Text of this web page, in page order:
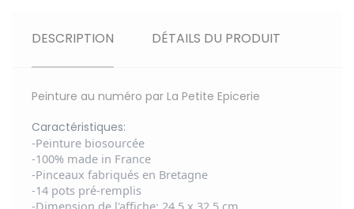
DESCRIPTION DÉTAILS DU PRODUIT
Peinture au numéro par La Petite Epicerie
Caractéristiques:
-Peinture biosourcée
-100% made in France
-Pinceaux fabriqués en Bretagne
-14 pots pré-remplis